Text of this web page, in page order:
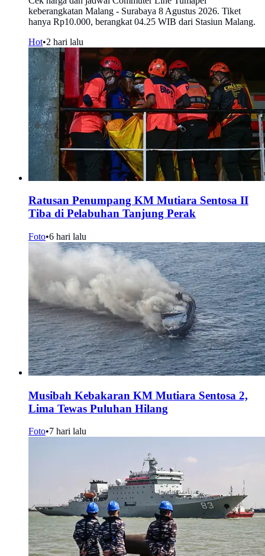
keberangkatan Malang - Surabaya 8 Agustus 2026. Tiket
hanya Rp10.000, berangkat 04.25 WIB dari Stasiun Malang.
Hot•2 hari lalu
Ratusan Penumpang KM Mutiara Sentosa II
Tiba di Pelabuhan Tanjung Perak
Foto•6 hari lalu
Musibah Kebakaran KM Mutiara Sentosa 2,
Lima Tewas Puluhan Hilang
Foto•7 hari lalu